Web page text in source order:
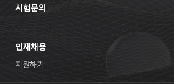
시험문의
인재채용
지원하기